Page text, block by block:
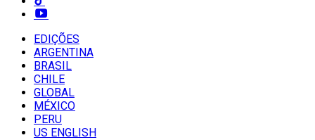
EDIÇÕES
ARGENTINA
BRASIL
CHILE
GLOBAL
MÉXICO
PERU
US ENGLISH